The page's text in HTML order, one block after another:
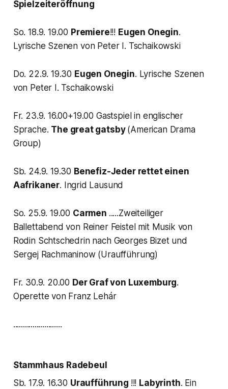
Spielzeiteröffnung
So. 18.9. 19.00 Premiere!!! Eugen Onegin.
Lyrische Szenen von Peter I. Tschaikowski
Do. 22.9. 19.30 Eugen Onegin. Lyrische Szenen
von Peter I. Tschaikowski
Fr. 23.9. 16.00+19.00 Gastspiel in englischer
Sprache. The great gatsby (American Drama
Group)
Sb. 24.9. 19.30 Benefiz-Jeder rettet einen
Aafrikaner. Ingrid Lausund
So. 25.9. 19.00 Carmen .....Zweiteiliger
Ballettabend von Reiner Feistel mit Musik von
Rodin Schtschedrin nach Georges Bizet und
Sergej Rachmaninow (Uraufführung)
Fr. 30.9. 20.00 Der Graf von Luxemburg.
Operette von Franz Lehár
.........................
Stammhaus Radebeul
Sb. 17.9. 16.30 Uraufführung !!! Labyrinth. Ein